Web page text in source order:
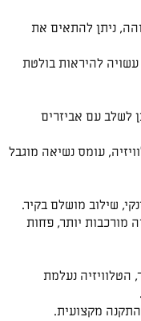
ניתן להתאים את
להיראות בולטת
לשלב עם אביזרים
עומס נשיאה מוגבל
שילוב מושלם בקיר.
מורכבות יותר, פחות
הטלוויזיה נעלמת
מקצועית.